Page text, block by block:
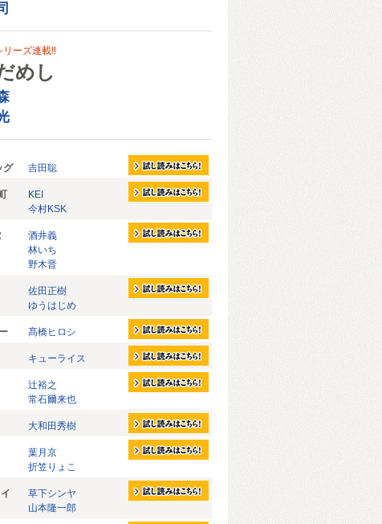
ーズ連載‼
めし
グ 吉田聡
KEI
今村KSK
酒井義
林いち
野木晋
佐田正樹
ゆうはじめ
髙橋ヒロシ
キューライス
辻裕之
常石爾来也
大和田秀樹
葉月京
折笠りょこ
草下シンヤ
山本隆一郎